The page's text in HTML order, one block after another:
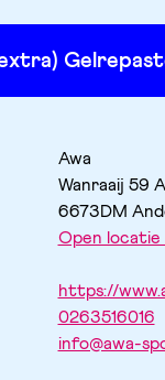
Awa
Wanraaij 59 A
6673DM
Open locatie
https://
0263516016
info@awa-